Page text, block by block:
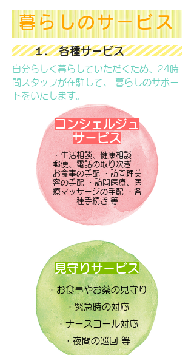
暮らしのサービス
自分らしく暮らしていただくため、24時
間スタッフが在駐して、 暮らしのサポー
トをいたします。
１. 各種サービス
コンシェルジュ
サービス
見守りサービス
・お食事やお薬の見守り
・緊急時の対応
・ナースコール対応
・夜間の巡回 等
・生活相談、健康相談 ・
郵便、電話の取り次ぎ ・
お食事の手配 ・訪問理美
容の手配 ・訪問医療、医
療マッサージの手配 ・各
種手続き 等